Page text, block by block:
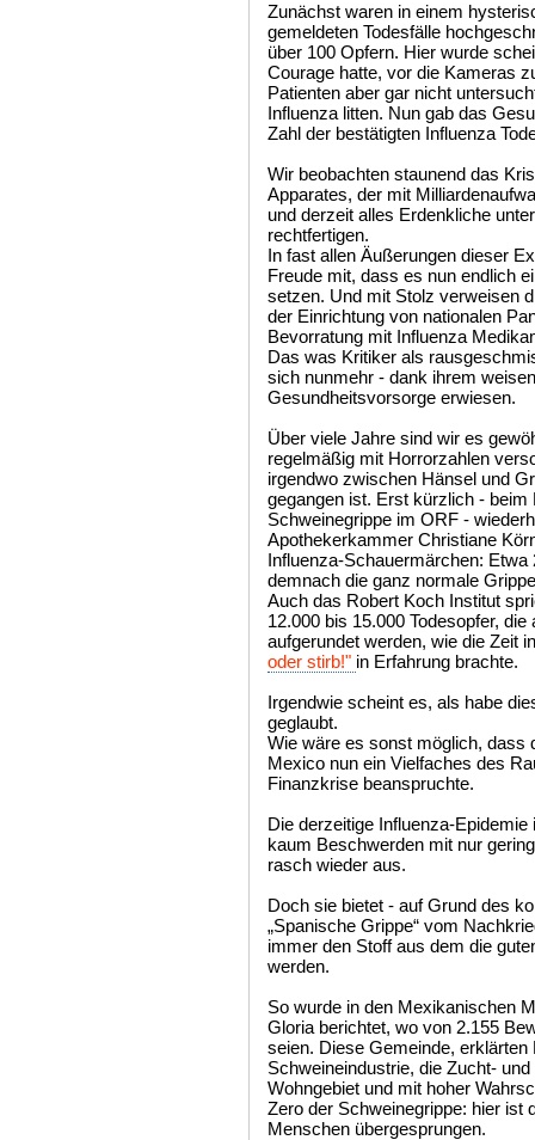
Zunächst waren in einem
gemeldeten Todesfälle
über 100 Opfern. Hier wurde
Courage hatte, vor die Kameras
Patienten aber gar nicht
Influenza litten. Nun gab das
Zahl der bestätigten Influenza
Wir beobachten staunend das
Apparates, der mit
und derzeit alles Erdenkliche
rechtfertigen.
In fast allen Äußerungen dieser
Freude mit, dass es nun endlich
setzen. Und mit Stolz verweisen
der Einrichtung von nationalen
Bevorratung mit Influenza
Das was Kritiker als
sich nunmehr - dank ihrem
Gesundheitsvorsorge erwiesen.
Über viele Jahre sind wir es
regelmäßig mit Horrorzahlen
irgendwo zwischen Hänsel und
gegangen ist. Erst kürzlich -
Schweinegrippe im ORF -
Apothekerkammer Christiane
Influenza-Schauermärchen:
demnach die ganz normale
Auch das Robert Koch Institut
12.000 bis 15.000 Todesopfer,
aufgerundet werden, wie die Zeit
oder stirb!" in Erfahrung brachte.
Irgendwie scheint es, als habe
geglaubt.
Wie wäre es sonst möglich, dass
Mexico nun ein Vielfaches des
Finanzkrise beanspruchte.
Die derzeitige Influenza-
kaum Beschwerden mit nur
rasch wieder aus.
Doch sie bietet - auf Grund des
„Spanische Grippe“ vom
immer den Stoff aus dem die
werden.
So wurde in den Mexikanischen
Gloria berichtet, wo von 2.155
seien. Diese Gemeinde,
Schweineindustrie, die Zucht-
Wohngebiet und mit hoher
Zero der Schweinegrippe: hier ist
Menschen übergesprungen.